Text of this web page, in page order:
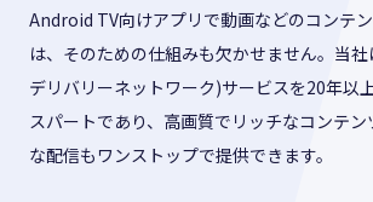
Android TV向けアプリで動画などのコンテ
は、そのための仕組みも欠かせません。当
デリバリーネットワーク)サービスを20年以
スパートであり、高画質でリッチなコンテ
な配信もワンストップで提供できます。